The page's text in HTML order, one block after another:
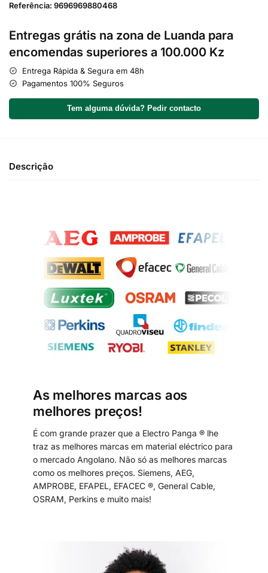
Referência: 9696969880468
Entregas grátis na zona de Luanda para
encomendas superiores a 100.000 Kz
Entrega Rápida & Segura em 48h
Pagamentos 100% Seguros
Tem alguma dúvida? Pedir contacto
Descrição
As melhores marcas aos
melhores preços!
É com grande prazer que a Electro Panga ® lhe
traz as melhores marcas em material eléctrico para
o mercado Angolano. Não só as melhores marcas
como os melhores preços. Siemens, AEG,
AMPROBE, EFAPEL, EFACEC ®, General Cable,
OSRAM, Perkins e muito mais!